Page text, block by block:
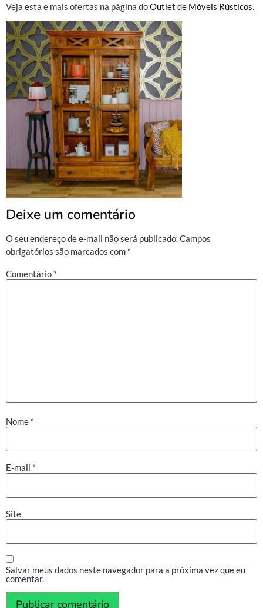
Veja esta e mais ofertas na página doOutlet de Móveis Rústicos.
Deixe um comentário
O seu endereço de e-mail não será publicado. Campos
obrigatórios são marcados com *
Comentário *
Nome *
E-mail *
Site
Salvar meus dados neste navegador para a próxima vez que eu
comentar.